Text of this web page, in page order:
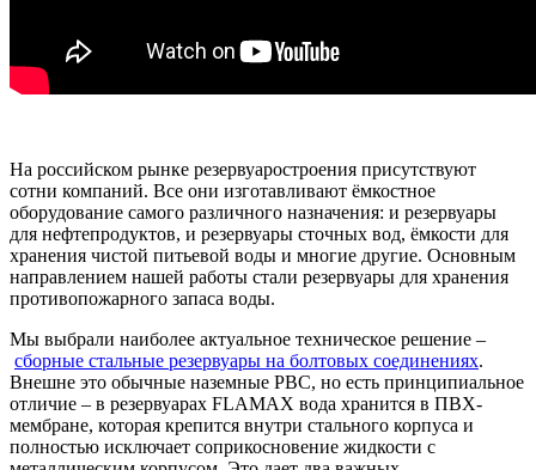
На российском рынке резервуаростроения присутствуют
сотни компаний. Все они изготавливают ёмкостное
оборудование самого различного назначения: и резервуары
для нефтепродуктов, и резервуары сточных вод, ёмкости для
хранения чистой питьевой воды и многие другие. Основным
направлением нашей работы стали резервуары для хранения
противопожарного запаса воды.
Мы выбрали наиболее актуальное техническое решение –
сборные стальные резервуары на болтовых соединениях.
Внешне это обычные наземные РВС, но есть принципиальное
отличие – в резервуарах FLAMAX вода хранится в ПВХ-
мембране, которая крепится внутри стального корпуса и
полностью исключает соприкосновение жидкости с